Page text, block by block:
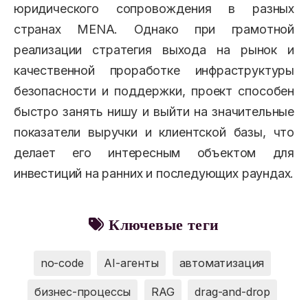
юридического сопровождения в разных
странах MENA. Однако при грамотной
реализации стратегия выхода на рынок и
качественной проработке инфраструктуры
безопасности и поддержки, проект способен
быстро занять нишу и выйти на значительные
показатели выручки и клиентской базы, что
делает его интересным объектом для
инвестиций на ранних и последующих раундах.
Ключевые теги
no-code AI-агенты автоматизация
бизнес-процессы RAG drag-and-drop